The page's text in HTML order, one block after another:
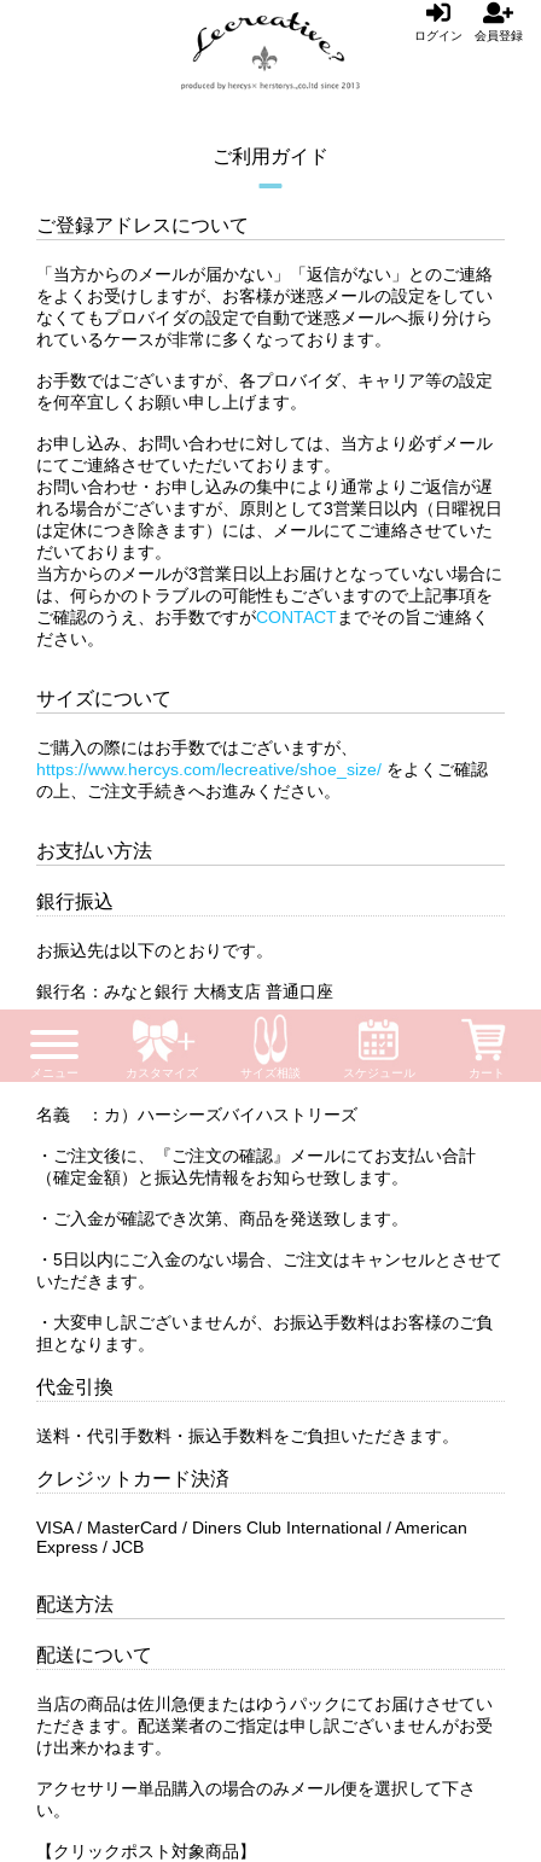
ログイン 会員登録
ご利用ガイド
ご登録アドレスについて
「当方からのメールが届かない」「返信がない」とのご連絡
をよくお受けしますが、お客様が迷惑メールの設定をしてい
なくてもプロバイダの設定で自動で迷惑メールへ振り分けら
れているケースが非常に多くなっております。
お手数ではございますが、各プロバイダ、キャリア等の設定
を何卒宜しくお願い申し上げます。
お申し込み、お問い合わせに対しては、当方より必ずメール
にてご連絡させていただいております。
お問い合わせ・お申し込みの集中により通常よりご返信が遅
れる場合がございますが、原則として3営業日以内（日曜祝日
は定休につき除きます）には、メールにてご連絡させていた
だいております。
当方からのメールが3営業日以上お届けとなっていない場合に
は、何らかのトラブルの可能性もございますので上記事項を
ご確認のうえ、お手数ですがCONTACTまでその旨ご連絡く
ださい。
サイズについて
ご購入の際にはお手数ではございますが、
https://www.hercys.com/lecreative/shoe_size/ をよくご確認
の上、ご注文手続きへお進みください。
お支払い方法
銀行振込
お振込先は以下のとおりです。
銀行名：みなと銀行 大橋支店 普通口座
種類 ：普通
番号 ：1774163
名義 ：カ）ハーシーズバイハストリーズ
・ご注文後に、『ご注文の確認』メールにてお支払い合計
（確定金額）と振込先情報をお知らせ致します。
・ご入金が確認でき次第、商品を発送致します。
・5日以内にご入金のない場合、ご注文はキャンセルとさせて
いただきます。
・大変申し訳ございませんが、お振込手数料はお客様のご負
担となります。
代金引換
送料・代引手数料・振込手数料をご負担いただきます。
クレジットカード決済
VISA / MasterCard / Diners Club International / American
Express / JCB
配送方法
配送について
当店の商品は佐川急便またはゆうパックにてお届けさせてい
ただきます。配送業者のご指定は申し訳ございませんがお受
け出来かねます。
アクセサリー単品購入の場合のみメール便を選択して下さ
い。
【クリックポスト対象商品】
メニュー カスタマイズ サイズ相談 スケジュール カート